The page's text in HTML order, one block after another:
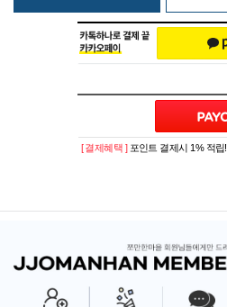
[ 결제혜택 ] 포인트 결제시 1% 적립!